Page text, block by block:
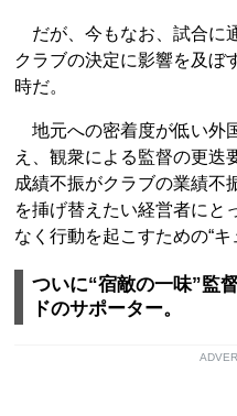
だが、今もなお、試合に
クラブの決定に影響を及ぼ
時だ。
地元への密着度が低い外
え、観衆による監督の更迭
成績不振がクラブの業績不
を挿げ替えたい経営者にと
なく行動を起こすための“キ
ついに“宿敵の一味”監
ドのサポーター。